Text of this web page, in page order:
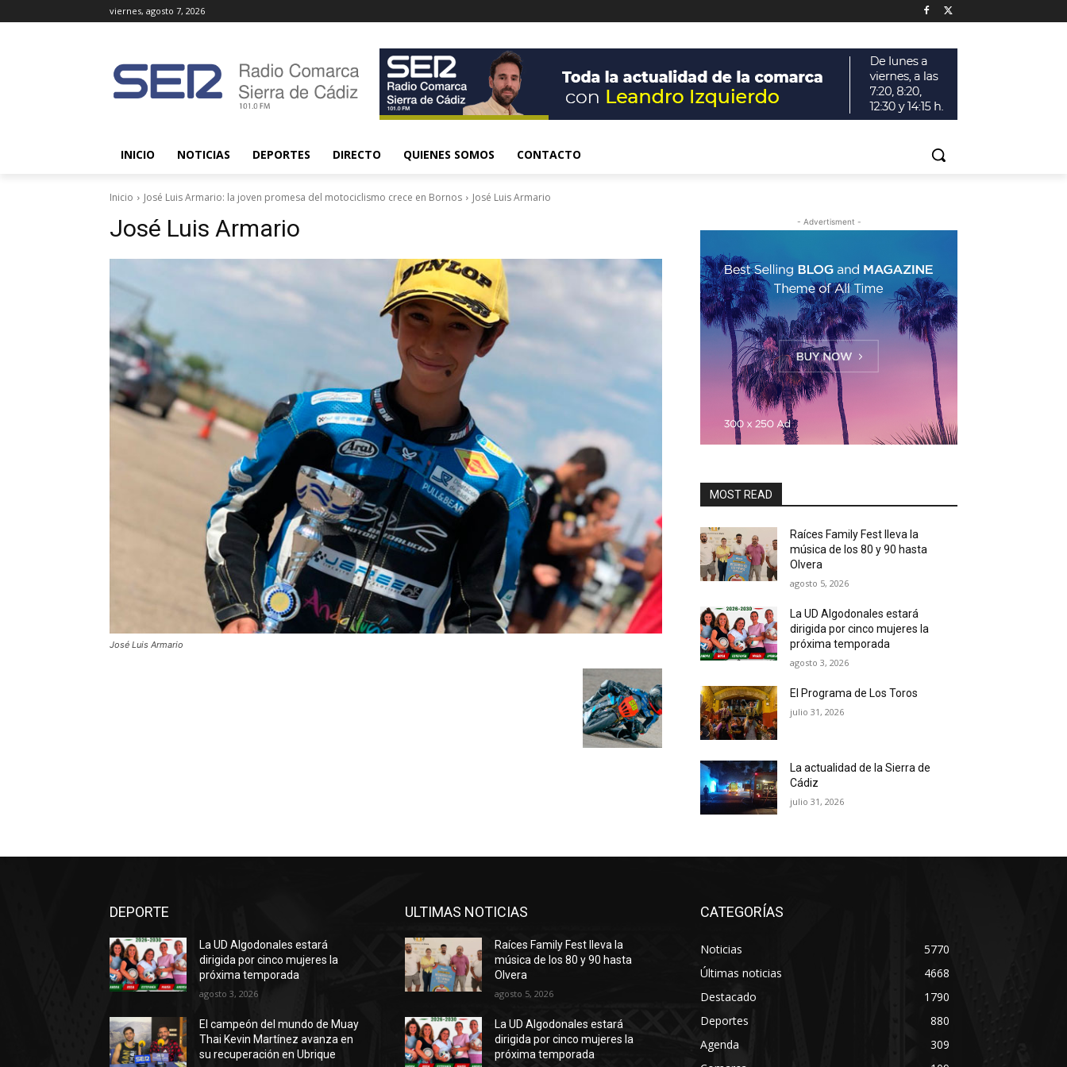
viernes, agosto 7, 2026
INICIO NOTICIAS DEPORTES DIRECTO QUIENES SOMOS CONTACTO
Inicio José Luis Armario: la joven promesa del motociclismo crece en Bornos José Luis Armario
José Luis Armario
José Luis Armario
- Advertisment -
MOST READ
Raíces Family Fest lleva la
música de los 80 y 90 hasta
Olvera
agosto 5, 2026
La UD Algodonales estará
dirigida por cinco mujeres la
próxima temporada
agosto 3, 2026
El Programa de Los Toros
julio 31, 2026
La actualidad de la Sierra de
Cádiz
julio 31, 2026
DEPORTE
La UD Algodonales estará
dirigida por cinco mujeres la
próxima temporada
agosto 3, 2026
El campeón del mundo de Muay
Thai Kevin Martínez avanza en
su recuperación en Ubrique
ULTIMAS NOTICIAS
Raíces Family Fest lleva la
música de los 80 y 90 hasta
Olvera
agosto 5, 2026
La UD Algodonales estará
dirigida por cinco mujeres la
próxima temporada
CATEGORÍAS
Noticias
5770
Últimas noticias
4668
Destacado
1790
Deportes
880
Agenda
309